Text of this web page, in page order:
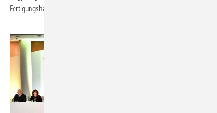
Fertigungshalle errichtet. Sie soll im Sommer in Betrieb